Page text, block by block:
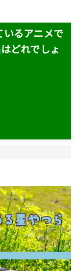
いるアニメで
どれでしょ